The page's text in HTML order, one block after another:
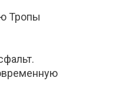
Тропы